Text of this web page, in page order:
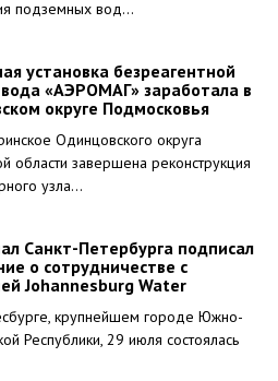
подземных вод...
установка безреагентной
«АЭРОМАГ» заработала в
округе Подмосковья
Одинцовского округа
области завершена реконструкция
узла...
Санкт-Петербурга подписал
о сотрудничестве с
Johannesburg Water
крупнейшем городе Южно-
Республики, 29 июля состоялась